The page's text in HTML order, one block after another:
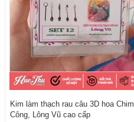
Kim làm thạch rau câu 3D hoa Chim
Công, Lông Vũ cao cấp